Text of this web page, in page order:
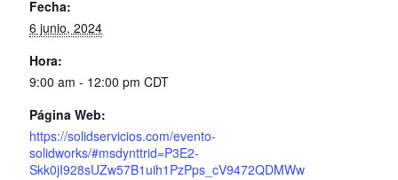
Fecha:
6 junio, 2024
Hora:
9:00 am - 12:00 pm CDT
Página Web:
https://solidservicios.com/evento-
solidworks/#msdynttrid=P3E2-
Skk0jI928sUZw57B1uih1PzPps_cV9472QDMWw